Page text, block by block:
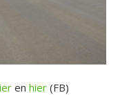
en hier(FB)